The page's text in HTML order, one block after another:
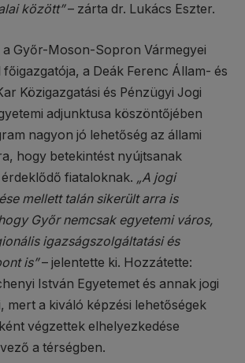
között”– zárta dr. Lukács Eszter.
a Győr-Moson-Sopron Vármegyei
a Deák Ferenc Állam- és
Közigazgatási és Pénzügyi Jogi
adjunktusa köszöntőjében
nagyon jó lehetőség az állami
hogy betekintést nyújtsanak
fiataloknak. „A jogi
mellett talán sikerült arra is
Győr nemcsak egyetemi város,
igazságszolgáltatási és
is”– jelentette ki. Hozzátette:
István Egyetemet és annak jogi
mert a kiváló képzési lehetőségek
végzettek elhelyezkedése
a térségben.